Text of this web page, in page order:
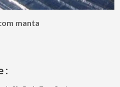
manta
: